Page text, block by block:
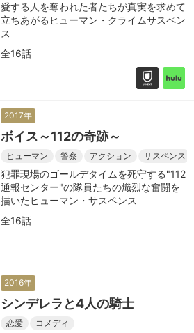
愛する人を奪われた者たちが真実を求めて
立ちあがるヒューマン・クライムサスペン
ス
全16話
2017年
ボイス～112の奇跡～
ヒューマン 警察 アクション サスペンス
犯罪現場のゴールデタイムを死守する"112
通報センター"の隊員たちの熾烈な奮闘を
描いたヒューマン・サスペンス
全16話
2016年
シンデレラと4人の騎士
恋愛 コメディ